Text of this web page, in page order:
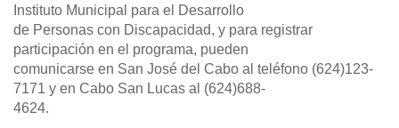
Instituto Municipal para el Desarrollo
de Personas con Discapacidad, y para registrar
participación en el programa, pueden
comunicarse en San José del Cabo al teléfono (624)123-
7171 y en Cabo San Lucas al (624)688-
4624.